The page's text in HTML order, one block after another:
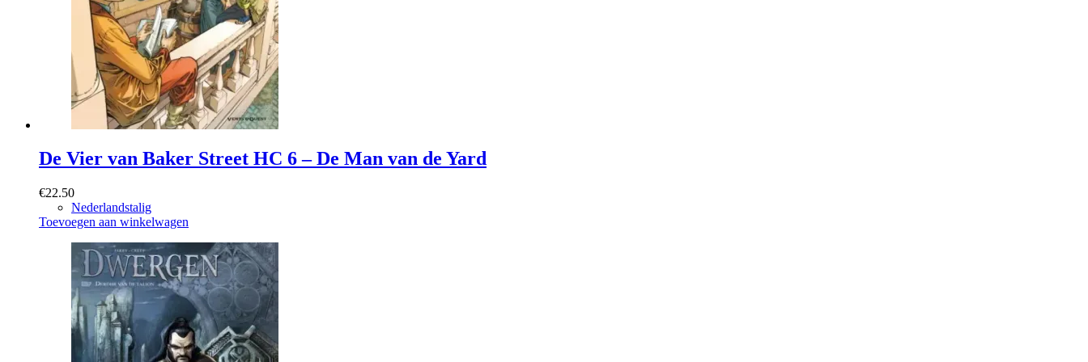
De Vier van Baker Street HC 6 – De Man van de Yard
€22.50
Nederlandstalig
Toevoegen aan winkelwagen